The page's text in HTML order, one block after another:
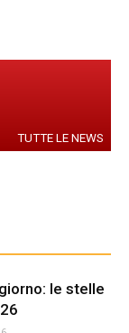
TUTTE LE NEWS
le stelle